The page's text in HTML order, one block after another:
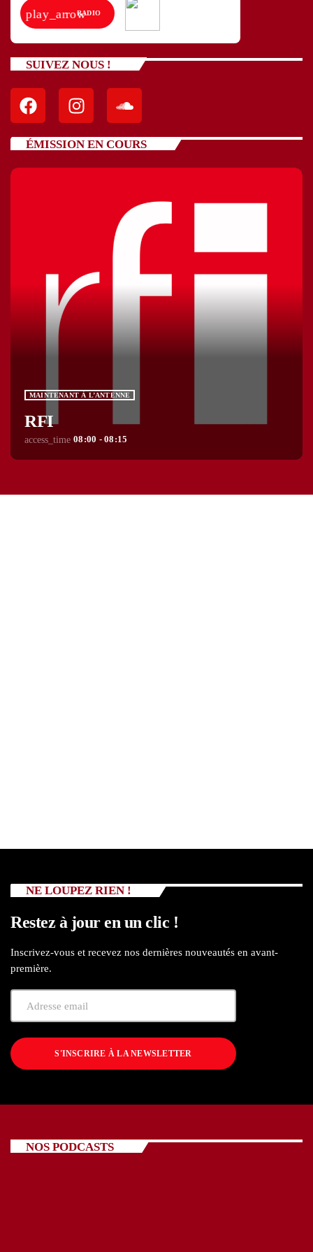
play_arrowRADIO
SUIVEZ NOUS !
ÉMISSION EN COURS
MAINTENANT À L’ANTENNE
RFI
access_time 08:00 - 08:15
NE LOUPEZ RIEN !
Restez à jour en un clic !
Inscrivez-vous et recevez nos dernières nouveautés en avant-
première.
S'INSCRIRE À LA NEWSLETTER
NOS PODCASTS